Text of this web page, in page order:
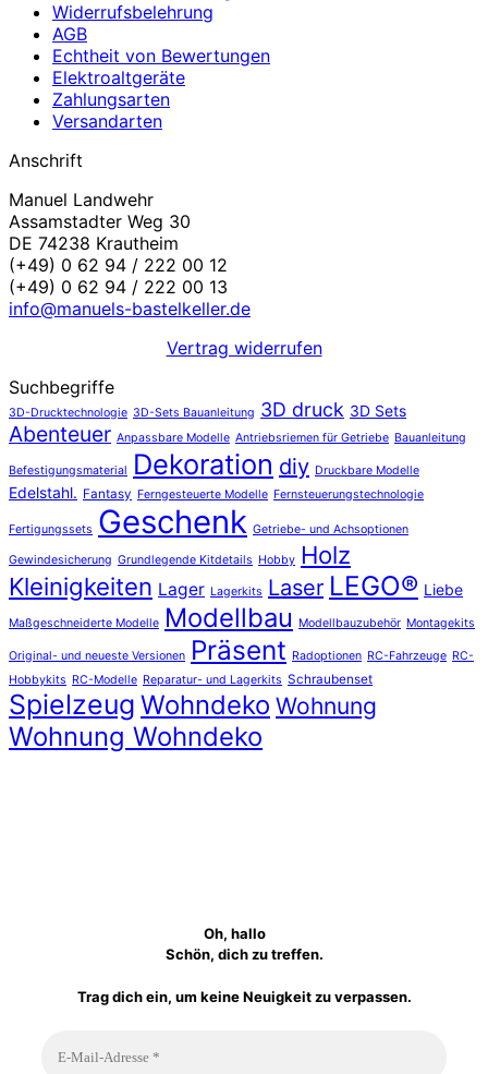
Widerrufsbelehrung
AGB
Echtheit von Bewertungen
Elektroaltgeräte
Zahlungsarten
Versandarten
Anschrift
Manuel Landwehr
Assamstadter Weg 30
DE 74238 Krautheim
(+49) 0 62 94 / 222 00 12
(+49) 0 62 94 / 222 00 13
info@manuels-bastelkeller.de
Vertrag widerrufen
Suchbegriffe
3D-Drucktechnologie 3D-Sets Bauanleitung 3D druck 3D Sets
Abenteuer Anpassbare Modelle Antriebsriemen für Getriebe Bauanleitung
Befestigungsmaterial Dekoration diy Druckbare Modelle
Edelstahl. Fantasy Ferngesteuerte Modelle Fernsteuerungstechnologie
Fertigungssets Geschenk Getriebe- und Achsoptionen
Gewindesicherung Grundlegende Kitdetails Hobby Holz
Kleinigkeiten Lager Lagerkits Laser LEGO® Liebe
Maßgeschneiderte Modelle Modellbau Modellbauzubehör Montagekits
Original- und neueste Versionen Präsent Radoptionen RC-Fahrzeuge RC-
Hobbykits RC-Modelle Reparatur- und Lagerkits Schraubenset
Spielzeug Wohndeko Wohnung
Wohnung Wohndeko
Oh, hallo
Schön, dich zu treffen.
Trag dich ein, um keine Neuigkeit zu verpassen.